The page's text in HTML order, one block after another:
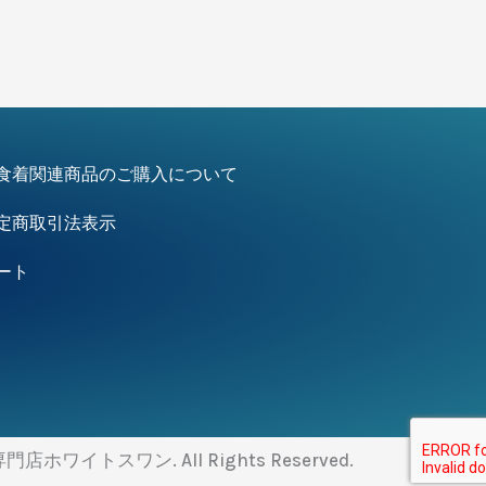
着関連商品のご購入について
商取引法表示
ト
門店ホワイトスワン. All Rights Reserved.